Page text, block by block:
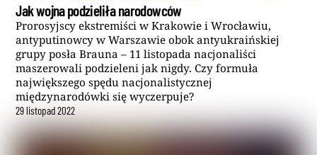
Jak wojna podzieliła narodowców
Prorosyjscy ekstremiści w Krakowie i Wrocławiu,
antyputinowcy w Warszawie obok antyukraińskiej
grupy posła Brauna – 11 listopada nacjonaliści
maszerowali podzieleni jak nigdy. Czy formuła
największego spędu nacjonalistycznej
międzynarodówki się wyczerpuje?
29listopad2022